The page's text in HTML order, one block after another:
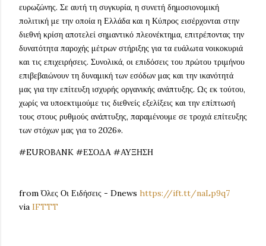
ευρωζώνης. Σε αυτή τη συγκυρία, η συνετή δημοσιονομική
πολιτική με την οποία η Ελλάδα και η Κύπρος εισέρχονται στην
διεθνή κρίση αποτελεί σημαντικό πλεονέκτημα, επιτρέποντας την
δυνατότητα παροχής μέτρων στήριξης για τα ευάλωτα νοικοκυριά
και τις επιχειρήσεις. Συνολικά, οι επιδόσεις του πρώτου τριμήνου
επιβεβαιώνουν τη δυναμική των εσόδων μας και την ικανότητά
μας για την επίτευξη ισχυρής οργανικής ανάπτυξης. Ως εκ τούτου,
χωρίς να υποεκτιμούμε τις διεθνείς εξελίξεις και την επίπτωσή
τους στους ρυθμούς ανάπτυξης, παραμένουμε σε τροχιά επίτευξης
των στόχων μας για το 2026».
#EUROBANK #ΕΣΟΔΑ #ΑΥΞΗΣΗ
from Όλες Οι Ειδήσεις - Dnews https://ift.tt/naLp9q7
via IFTTT